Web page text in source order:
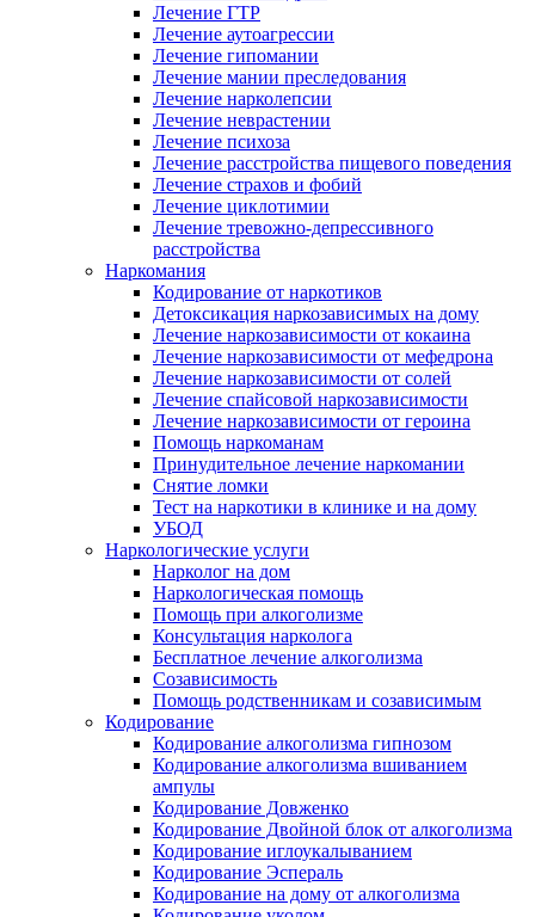
Лечение ГТР
Лечение аутоагрессии
Лечение гипомании
Лечение мании преследования
Лечение нарколепсии
Лечение неврастении
Лечение психоза
Лечение расстройства пищевого поведения
Лечение страхов и фобий
Лечение циклотимии
Лечение тревожно-депрессивного
расстройства
Наркомания
Кодирование от наркотиков
Детоксикация наркозависимых на дому
Лечение наркозависимости от кокаина
Лечение наркозависимости от мефедрона
Лечение наркозависимости от солей
Лечение спайсовой наркозависимости
Лечение наркозависимости от героина
Помощь наркоманам
Принудительное лечение наркомании
Снятие ломки
Тест на наркотики в клинике и на дому
УБОД
Наркологические услуги
Нарколог на дом
Наркологическая помощь
Помощь при алкоголизме
Консультация нарколога
Бесплатное лечение алкоголизма
Созависимость
Помощь родственникам и созависимым
Кодирование
Кодирование алкоголизма гипнозом
Кодирование алкоголизма вшиванием
ампулы
Кодирование Довженко
Кодирование Двойной блок от алкоголизма
Кодирование иглоукалыванием
Кодирование Эспераль
Кодирование на дому от алкоголизма